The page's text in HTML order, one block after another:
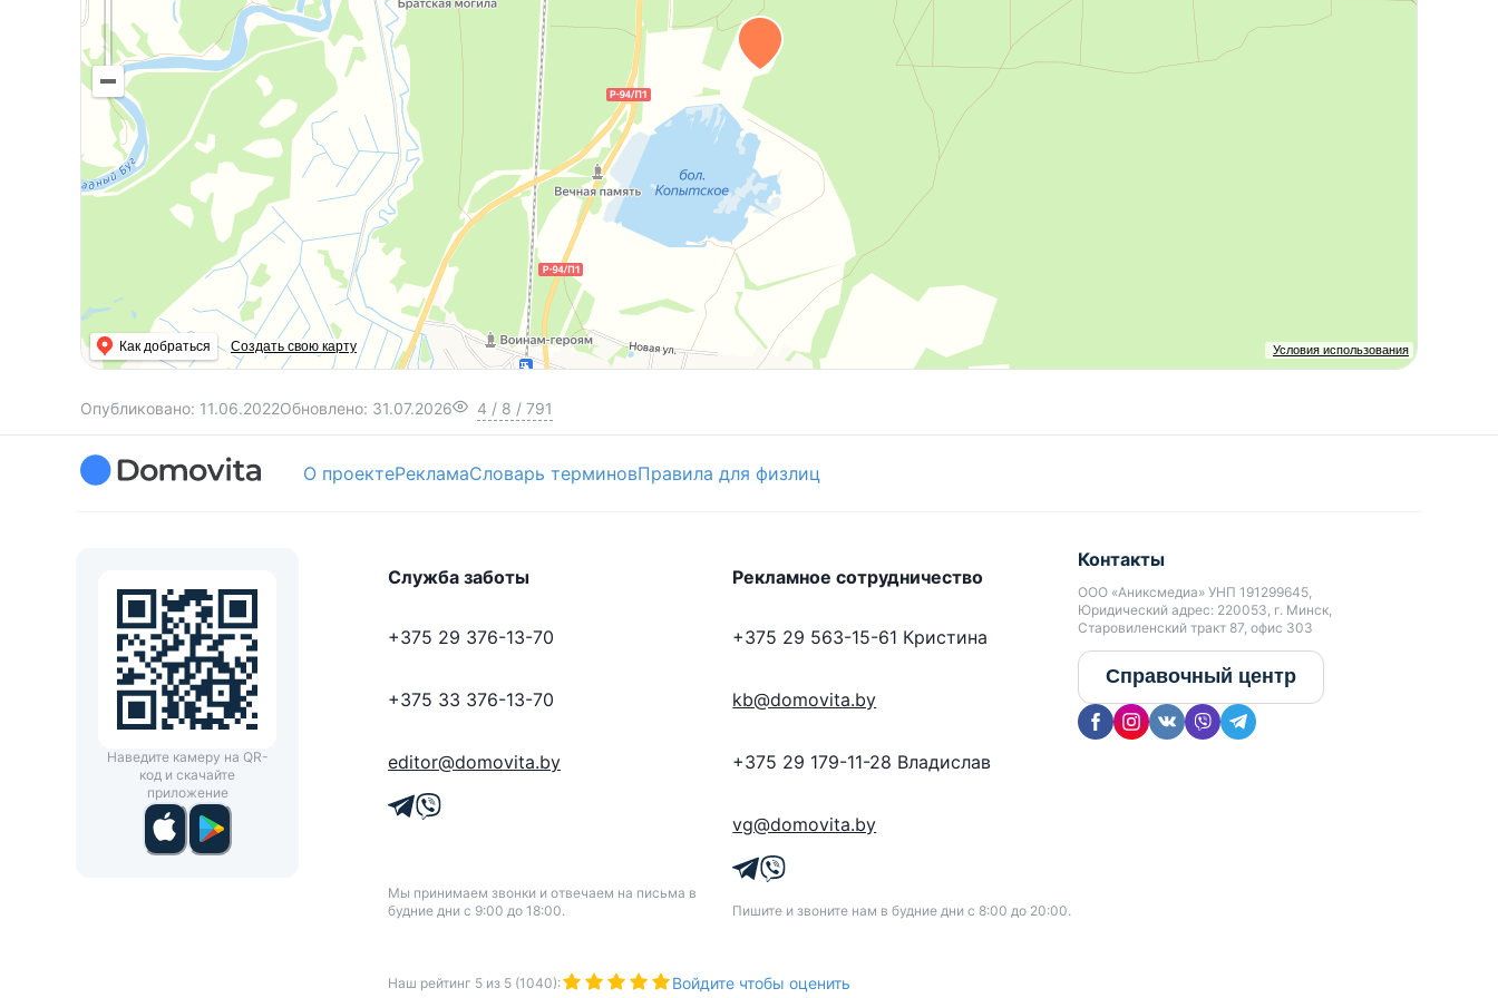
Условия использования
Как добраться Создать свою карту
Опубликовано: 11.06.2022Обновлено: 31.07.2026 4 / 8 / 791
О проектеРекламаСловарь терминовПравила для физлиц
Наведите камеру на QR-
код и скачайте
приложение
Служба заботы
+375 29 376-13-70
+375 33 376-13-70
editor@domovita.by
Мы принимаем звонки и отвечаем на письма в
будние дни с 9:00 до 18:00.
Рекламное сотрудничество
+375 29 563-15-61 Кристина
kb@domovita.by
+375 29 179-11-28 Владислав
vg@domovita.by
Пишите и звоните нам в будние дни с 8:00 до 20:00.
Контакты
ООО «Аниксмедиа» УНП 191299645,
Юридический адрес: 220053, г. Минск,
Старовиленский тракт 87, офис 303
Справочный центр
Наш рейтинг 5 из 5 (1040): Войдите чтобы оценить